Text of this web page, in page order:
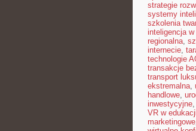
strategie
systemy
szkolenia
inteligencja
regionalna,
internecie,
technologie
transakcje
transport
ekstremalna,
handlowe,
inwestycyjne,
VR w edukacji
marketingowe